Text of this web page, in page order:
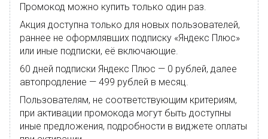
Промокод можно купить только один раз.
Акция доступна только для новых пользователей,
раннее не оформлявших подписку «Яндекс Плюс»
или иные подписки, её включающие.
60 дней подписки Яндекс Плюс — 0 рублей, далее
автопродление — 499 рублей в месяц.
Пользователям, не соответствующим критериям,
при активации промокода могут быть доступны
иные предложения, подробности в виджете оплаты